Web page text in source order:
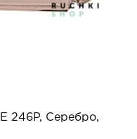
246P, Серебро,